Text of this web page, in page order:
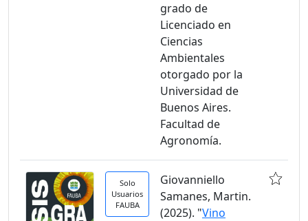
grado de
Licenciado en
Ciencias
Ambientales
otorgado por la
Universidad de
Buenos Aires.
Facultad de
Agronomía.
Solo
Usuarios
FAUBA
Giovanniello
Samanes, Martin.
(2025). "Vino